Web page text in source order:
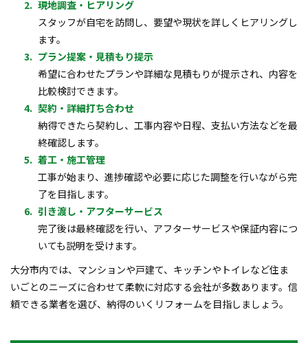
現地調査・ヒアリング
スタッフが自宅を訪問し、要望や現状を詳しくヒアリングし
ます。
プラン提案・見積もり提示
希望に合わせたプランや詳細な見積もりが提示され、内容を
比較検討できます。
契約・詳細打ち合わせ
納得できたら契約し、工事内容や日程、支払い方法などを最
終確認します。
着工・施工管理
工事が始まり、進捗確認や必要に応じた調整を行いながら完
了を目指します。
引き渡し・アフターサービス
完了後は最終確認を行い、アフターサービスや保証内容につ
いても説明を受けます。
大分市内では、マンションや戸建て、キッチンやトイレなど住ま
いごとのニーズに合わせて柔軟に対応する会社が多数あります。信
頼できる業者を選び、納得のいくリフォームを目指しましょう。